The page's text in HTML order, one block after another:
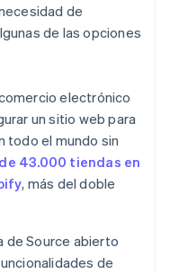
de
de las opciones
electrónico
un sitio web para
todo el mundo sin
43.000 tiendas en
, más del doble
Source abierto
de